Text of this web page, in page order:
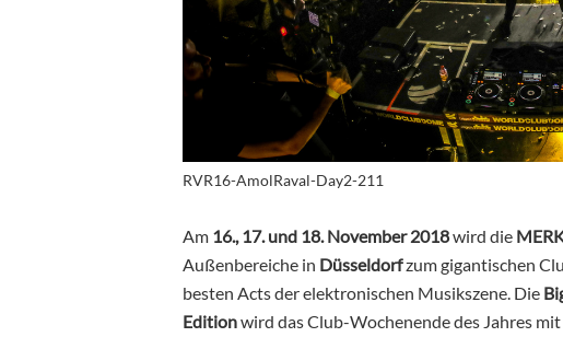
RVR16-AmolRaval-Day2-211
Am 16., 17. und 18. November 2018wird die
Außenbereiche in Düsseldorfzum gigantischen
besten Acts der elektronischen Musikszene. Die
Editionwird das Club-Wochenende des Jahres